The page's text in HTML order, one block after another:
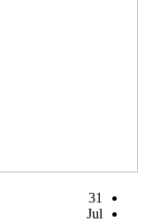
31
Jul